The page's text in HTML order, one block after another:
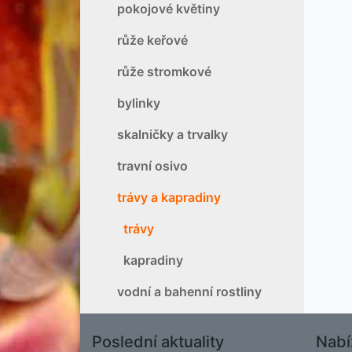
pokojové květiny
růže keřové
růže stromkové
bylinky
skalničky a trvalky
travní osivo
trávy a kapradiny
trávy
kapradiny
vodní a bahenní rostliny
Poslední aktuality